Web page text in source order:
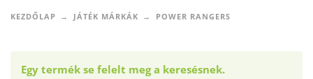
KEZDŐLAP JÁTÉK MÁRKÁK POWER RANGERS
Egy termék se felelt meg a keresésnek.